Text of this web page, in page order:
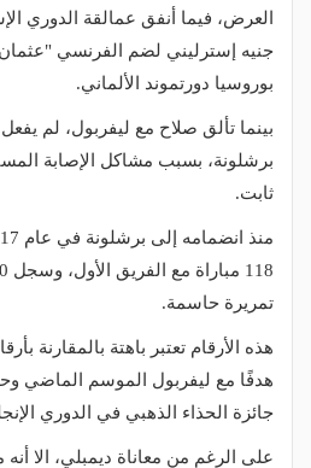
جنيه إسترليني لضم الفرنسي
بوروسيا دورتموند الألماني.
بينما تألق صلاح مع ليفربول، لم
برشلونة، بسبب مشاكل الإصابة
ثابت.
تمريرة حاسمة.
هدفًا مع ليفربول الموسم الماضي
جائزة الحذاء الذهبي في الدوري
على الرغم من معاناة ديمبلي، الا